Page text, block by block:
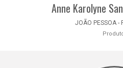
Anne Karolyne
JOÃO PESSOA -